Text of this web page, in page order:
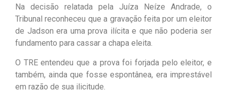
Na decisão relatada pela Juíza Neíze Andrade, o
Tribunal reconheceu que a gravação feita por um eleitor
de Jadson era uma prova ilícita e que não poderia ser
fundamento para cassar a chapa eleita.
O TRE entendeu que a prova foi forjada pelo eleitor, e
também, ainda que fosse espontânea, era imprestável
em razão de sua ilicitude.